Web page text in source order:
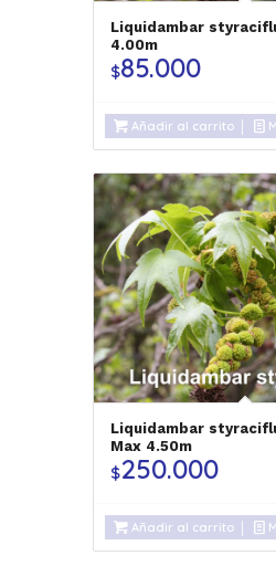
Liquidambar
4.00m
$85.000
Añadir al carrito
Liquidambar
Max 4.50m
$250.000
Añadir al carrito